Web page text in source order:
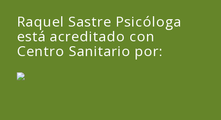
Raquel Sastre Psicóloga
está acreditado con
Centro Sanitario por: